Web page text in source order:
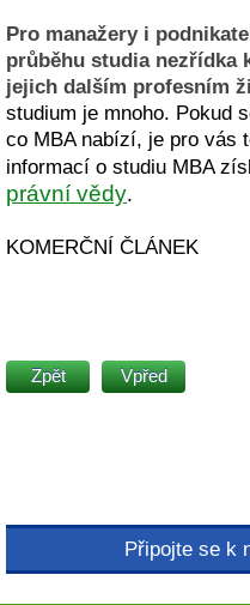
Pro manažery i
průběhu studia nezřídka
jejich dalším profesním
studium je mnoho. Pokud
co MBA nabízí, je pro vás
informací o studiu MBA
právní vědy.
KOMERČNÍ ČLÁNEK
Zpět Vpřed
Připojte se k